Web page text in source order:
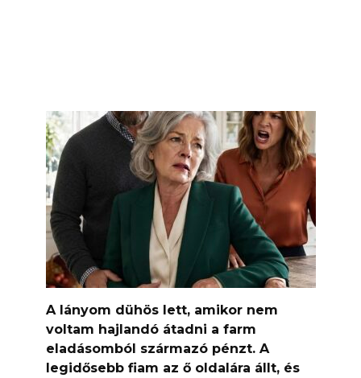
A lányom dühös lett, amikor nem
voltam hajlandó átadni a farm
eladásomból származó pénzt. A
legidősebb fiam az ő oldalára állt, és